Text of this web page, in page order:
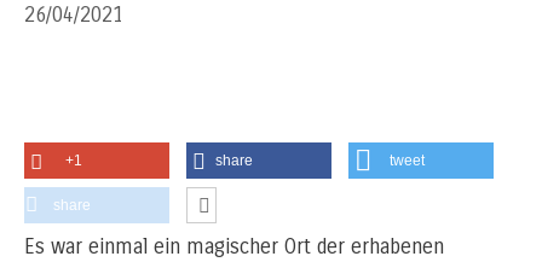
26/04/2021
+1 share tweet
share
Es war einmal ein magischer Ort der erhabenen